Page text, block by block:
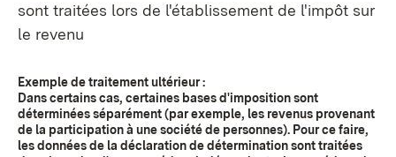
sont traitées lors de l'établissement de l'impôt sur
le revenu
Exemple de traitement ultérieur :
Dans certains cas, certaines bases d'imposition sont
déterminées séparément (par exemple, les revenus provenant
de la participation à une société de personnes). Pour ce faire,
les données de la déclaration de détermination sont traitées